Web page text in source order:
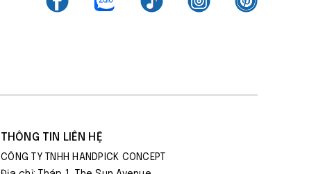
THÔNG TIN LIÊN HỆ
CÔNG TY TNHH HANDPICK CONCEPT